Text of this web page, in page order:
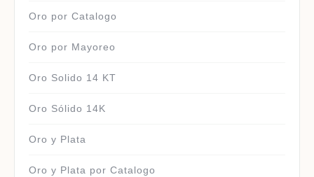
Oro por Catalogo
Oro por Mayoreo
Oro Solido 14 KT
Oro Sólido 14K
Oro y Plata
Oro y Plata por Catalogo